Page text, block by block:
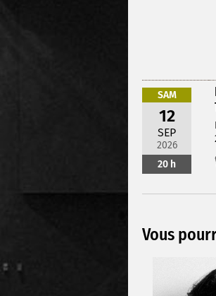
SAM
12
SEP
2026
20 h
Vous